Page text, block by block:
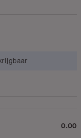
0.00